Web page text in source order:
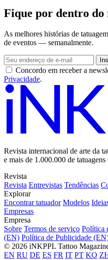
Fique por dentro do
As melhores histórias de
de eventos — semanalmente.
Concordo em receber a
Privacidade.
Revista internacional de arte da
e mais de 1.000.000 de
Revista
Revista Entrevistas Tendências
Explorar
Encontrar tatuador Modelos
Empresas
Empresa
Sobre Termos de serviço Política
(EN) Política de Publicidade
© 2026 iNKPPL Tattoo
EN RU DE ES FR IT PT KO